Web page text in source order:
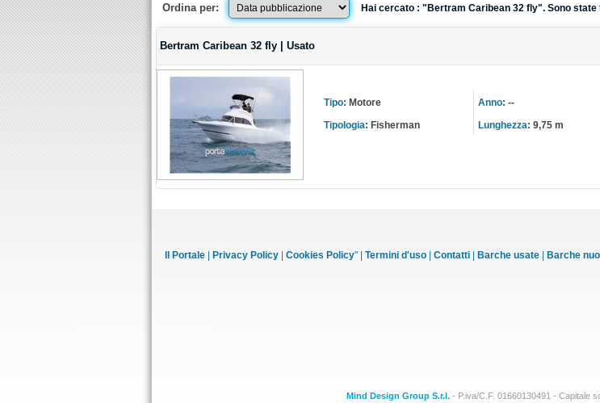
Ordina per: Hai cercato : "Bertram Caribean 32 fly". Sono state
Bertram Caribean 32 fly | Usato
Tipo: Motore
Tipologia: Fisherman
Anno: --
Lunghezza: 9,75 m
Il Portale| Privacy Policy| Cookies Policy" | Termini d'uso| Contatti| Barche usate| Barche
Mind Design Group S.r.l.- P.iva/C.F. 01660130491 - Capitale